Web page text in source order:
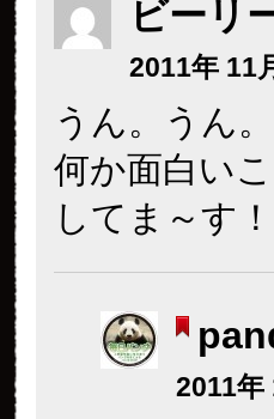
ビーリ
2011年 11
うん。うん
何か面白い
してま～す！
2011年